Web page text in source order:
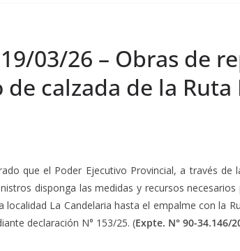
03/26 – Obras de
calzada de la Ruta
que el Poder Ejecutivo Provincial, a través de
disponga las medidas y recursos
La Candelaria hasta el empalme con la
declaración N° 153/25. (Expte. N° 90-34.146/